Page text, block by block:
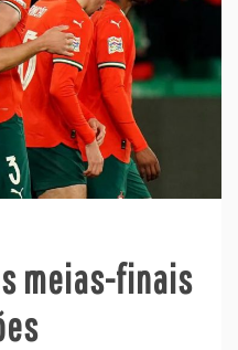
meias-finais